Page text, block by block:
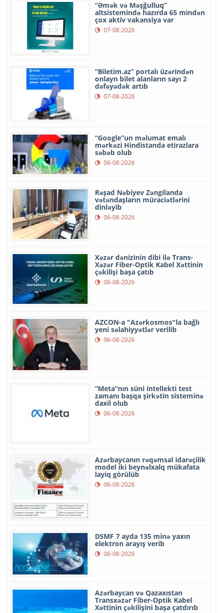
“Əmək və Məşğulluq”
altsistemində hazırda 65 mindən
çox aktiv vakansiya var
07-08-2026
“Biletim.az” portalı üzərindən
onlayn bilet alanların sayı 2
dəfəyədək artıb
07-08-2026
“Google”un məlumat emalı
mərkəzi Hindistanda etirazlara
səbəb olub
06-08-2026
Rəşad Nəbiyev Zəngilanda
vətəndaşların müraciətlərini
dinləyib
06-08-2026
Xəzər dənizinin dibi ilə Trans-
Xəzər Fiber-Optik Kabel Xəttinin
çəkilişi başa çatıb
06-08-2026
AZCON-a "Azərkosmos"la bağlı
yeni səlahiyyətlər verilib
06-08-2026
“Meta”nın süni intellekti test
zamanı başqa şirkətin sisteminə
daxil olub
06-08-2026
Azərbaycanın rəqəmsal idarəçilik
model iki beynəlxalq mükafata
layiq görülüb
06-08-2026
DSMF 7 ayda 135 minə yaxın
elektron arayış verib
06-08-2026
Azərbaycan və Qazaxıstan
Transxəzər Fiber-Optik Kabel
Xəttinin çəkilişini başa çatdırıb